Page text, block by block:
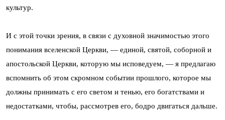
культур.
И с этой точки зрения, в связи с духовной значимостью этого
понимания вселенской Церкви, — единой, святой, соборной и
апостольской Церкви, которую мы исповедуем, — я предлагаю
вспомнить об этом скромном событии прошлого, которое мы
должны принимать с его светом и тенью, его богатствами и
недостатками, чтобы, рассмотрев его, бодро двигаться дальше.